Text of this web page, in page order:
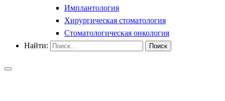
Имплантология
Хирургическая стоматология
Стоматологическая онкология
Найти: